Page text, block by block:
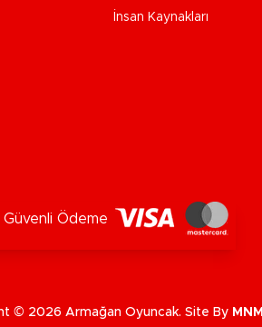
İnsan Kaynakları
Güvenli Ödeme
© 2026 Armağan Oyuncak. Site By MNM